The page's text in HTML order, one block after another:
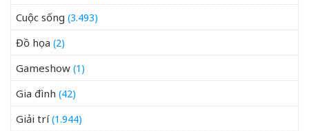
Cuộc sống (3.493)
Đồ họa (2)
Gameshow (1)
Gia đình (42)
Giải trí(1.944)